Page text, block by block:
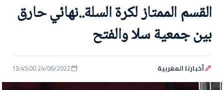
القسم الممتاز لكرة السلة..نهائي حارق
بين جمعية سلا والفتح
أخبارنا المغربية 24/06/2022 13:45:00